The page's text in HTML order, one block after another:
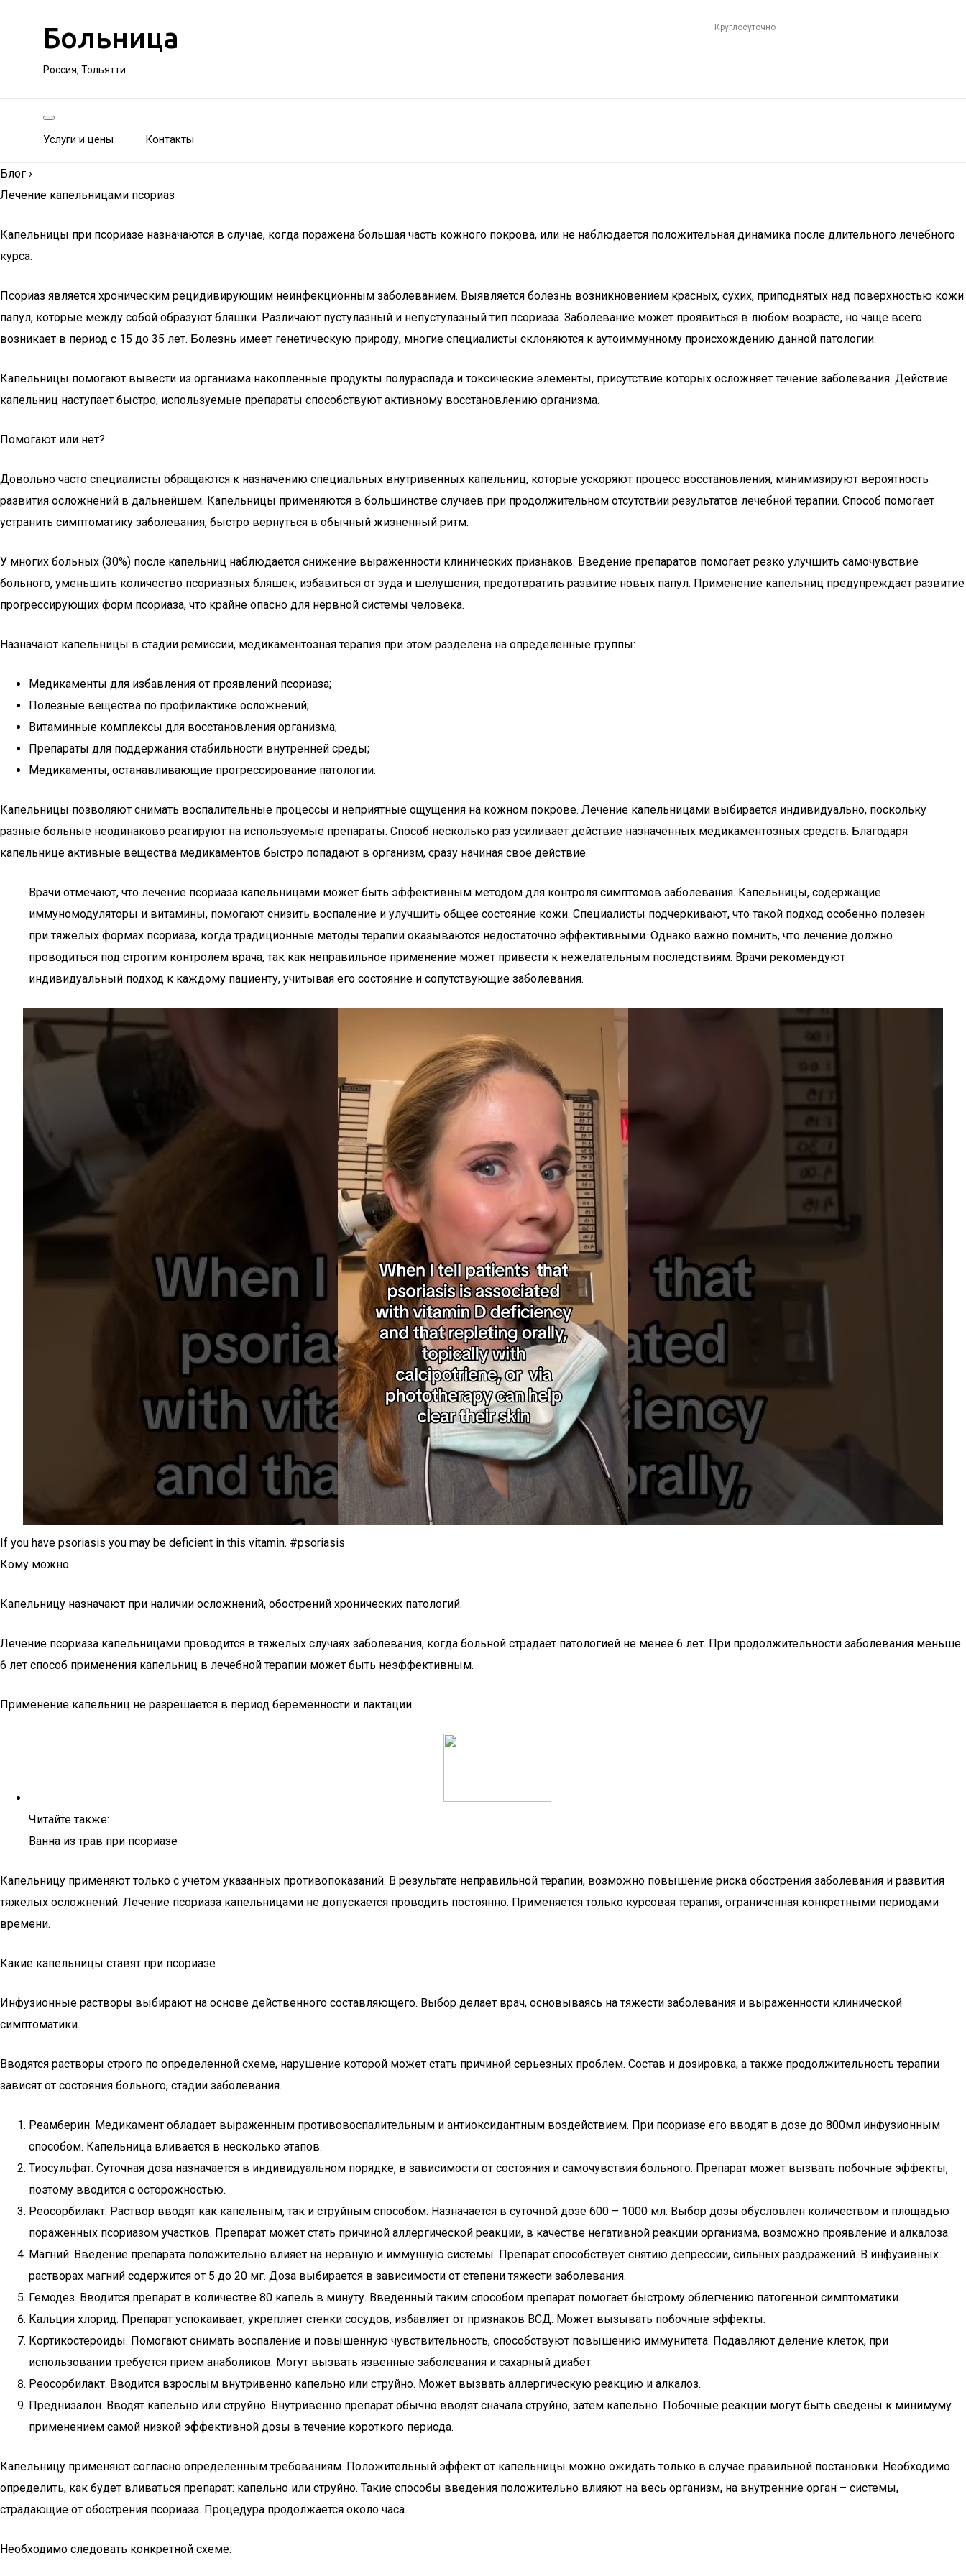
Больница
Россия, Тольятти
Круглосуточно
Услуги и цены Контакты
Блог ›
Лечение капельницами псориаз
Капельницы при псориазе назначаются в случае, когда поражена большая часть кожного покрова, или не наблюдается положительная динамика после длительного лечебного
курса.
Псориаз является хроническим рецидивирующим неинфекционным заболеванием. Выявляется болезнь возникновением красных, сухих, приподнятых над поверхностью кожи
папул, которые между собой образуют бляшки. Различают пустулазный и непустулазный тип псориаза. Заболевание может проявиться в любом возрасте, но чаще всего
возникает в период с 15 до 35 лет. Болезнь имеет генетическую природу, многие специалисты склоняются к аутоиммунному происхождению данной патологии.
Капельницы помогают вывести из организма накопленные продукты полураспада и токсические элементы, присутствие которых осложняет течение заболевания. Действие
капельниц наступает быстро, используемые препараты способствуют активному восстановлению организма.
Помогают или нет?
Довольно часто специалисты обращаются к назначению специальных внутривенных капельниц, которые ускоряют процесс восстановления, минимизируют вероятность
развития осложнений в дальнейшем. Капельницы применяются в большинстве случаев при продолжительном отсутствии результатов лечебной терапии. Способ помогает
устранить симптоматику заболевания, быстро вернуться в обычный жизненный ритм.
У многих больных (30%) после капельниц наблюдается снижение выраженности клинических признаков. Введение препаратов помогает резко улучшить самочувствие
больного, уменьшить количество псориазных бляшек, избавиться от зуда и шелушения, предотвратить развитие новых папул. Применение капельниц предупреждает развитие
прогрессирующих форм псориаза, что крайне опасно для нервной системы человека.
Назначают капельницы в стадии ремиссии, медикаментозная терапия при этом разделена на определенные группы:
Медикаменты для избавления от проявлений псориаза;
Полезные вещества по профилактике осложнений;
Витаминные комплексы для восстановления организма;
Препараты для поддержания стабильности внутренней среды;
Медикаменты, останавливающие прогрессирование патологии.
Капельницы позволяют снимать воспалительные процессы и неприятные ощущения на кожном покрове. Лечение капельницами выбирается индивидуально, поскольку
разные больные неодинаково реагируют на используемые препараты. Способ несколько раз усиливает действие назначенных медикаментозных средств. Благодаря
капельнице активные вещества медикаментов быстро попадают в организм, сразу начиная свое действие.
Врачи отмечают, что лечение псориаза капельницами может быть эффективным методом для контроля симптомов заболевания. Капельницы, содержащие
иммуномодуляторы и витамины, помогают снизить воспаление и улучшить общее состояние кожи. Специалисты подчеркивают, что такой подход особенно полезен
при тяжелых формах псориаза, когда традиционные методы терапии оказываются недостаточно эффективными. Однако важно помнить, что лечение должно
проводиться под строгим контролем врача, так как неправильное применение может привести к нежелательным последствиям. Врачи рекомендуют
индивидуальный подход к каждому пациенту, учитывая его состояние и сопутствующие заболевания.
If you have psoriasis you may be deficient in this vitamin. #psoriasis
Кому можно
Капельницу назначают при наличии осложнений, обострений хронических патологий.
Лечение псориаза капельницами проводится в тяжелых случаях заболевания, когда больной страдает патологией не менее 6 лет. При продолжительности заболевания меньше
6 лет способ применения капельниц в лечебной терапии может быть неэффективным.
Применение капельниц не разрешается в период беременности и лактации.
Читайте также:
Ванна из трав при псориазе
Капельницу применяют только с учетом указанных противопоказаний. В результате неправильной терапии, возможно повышение риска обострения заболевания и развития
тяжелых осложнений. Лечение псориаза капельницами не допускается проводить постоянно. Применяется только курсовая терапия, ограниченная конкретными периодами
времени.
Какие капельницы ставят при псориазе
Инфузионные растворы выбирают на основе действенного составляющего. Выбор делает врач, основываясь на тяжести заболевания и выраженности клинической
симптоматики.
Вводятся растворы строго по определенной схеме, нарушение которой может стать причиной серьезных проблем. Состав и дозировка, а также продолжительность терапии
зависят от состояния больного, стадии заболевания.
Реамберин. Медикамент обладает выраженным противовоспалительным и антиоксидантным воздействием. При псориазе его вводят в дозе до 800мл инфузионным
способом. Капельница вливается в несколько этапов.
Тиосульфат. Суточная доза назначается в индивидуальном порядке, в зависимости от состояния и самочувствия больного. Препарат может вызвать побочные эффекты,
поэтому вводится с осторожностью.
Реосорбилакт. Раствор вводят как капельным, так и струйным способом. Назначается в суточной дозе 600 – 1000 мл. Выбор дозы обусловлен количеством и площадью
пораженных псориазом участков. Препарат может стать причиной аллергической реакции, в качестве негативной реакции организма, возможно проявление и алкалоза.
Магний. Введение препарата положительно влияет на нервную и иммунную системы. Препарат способствует снятию депрессии, сильных раздражений. В инфузивных
растворах магний содержится от 5 до 20 мг. Доза выбирается в зависимости от степени тяжести заболевания.
Гемодез. Вводится препарат в количестве 80 капель в минуту. Введенный таким способом препарат помогает быстрому облегчению патогенной симптоматики.
Кальция хлорид. Препарат успокаивает, укрепляет стенки сосудов, избавляет от признаков ВСД. Может вызывать побочные эффекты.
Кортикостероиды. Помогают снимать воспаление и повышенную чувствительность, способствуют повышению иммунитета. Подавляют деление клеток, при
использовании требуется прием анаболиков. Могут вызвать язвенные заболевания и сахарный диабет.
Реосорбилакт. Вводится взрослым внутривенно капельно или струйно. Может вызвать аллергическую реакцию и алкалоз.
Преднизалон. Вводят капельно или струйно. Внутривенно препарат обычно вводят сначала струйно, затем капельно. Побочные реакции могут быть сведены к минимуму
применением самой низкой эффективной дозы в течение короткого периода.
Капельницу применяют согласно определенным требованиям. Положительный эффект от капельницы можно ожидать только в случае правильной постановки. Необходимо
определить, как будет вливаться препарат: капельно или струйно. Такие способы введения положительно влияют на весь организм, на внутренние орган – системы,
страдающие от обострения псориаза. Процедура продолжается около часа.
Необходимо следовать конкретной схеме: